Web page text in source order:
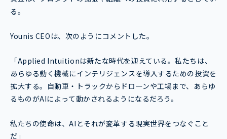
る。
Younis CEOは、次のようにコメントした。
「Applied Intuitionは新たな時代を迎えている。私たちは、
あらゆる動く機械にインテリジェンスを導入するための投資を
拡大する。自動車・トラックからドローンや工場まで、あらゆ
るものがAIによって動かされるようになるだろう。
私たちの使命は、AIとそれが変革する現実世界をつなぐこと
だ」